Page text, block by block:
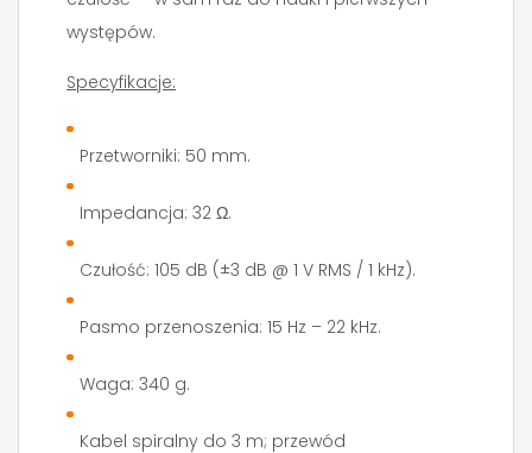
występów.
Specyfikacje:
Przetworniki: 50 mm.
Impedancja: 32 Ω.
Czułość: 105 dB (±3 dB @ 1 V RMS / 1 kHz).
Pasmo przenoszenia: 15 Hz – 22 kHz.
Waga: 340 g.
Kabel spiralny do 3 m; przewód